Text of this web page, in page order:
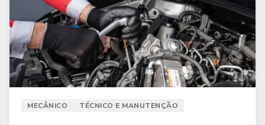
MECÂNICO TÉCNICO E MANUTENÇÃO